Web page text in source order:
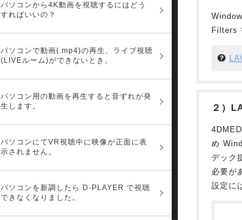
パソコンから4K動画を視聴するにはどう
すればいいの？
パソコンで動画(.mp4)の再生、ライブ視聴
(LIVEルーム)ができないとき。
パソコン用の動画を再生すると音ずれが発
生します。
パソコンにてVR視聴中に映像が正面に表
示されません。
パソコンを新調したら D-PLAYER で視聴
できなくなりました。
Filters
２）
め
デック
必要が
設定に